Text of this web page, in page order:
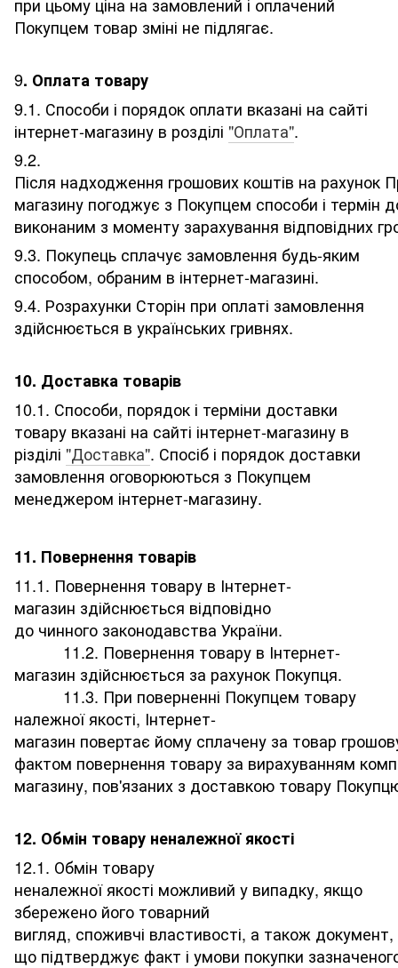
Покупцем товар зміні не підлягає.
9. Оплата товару
9.1. Способи і порядок оплати вказані на сайті
інтернет-магазину в розділі "Оплата".
9.2.
Після надходження грошових коштів на рахунок
магазину погоджує з Покупцем способи і термін
виконаним з моменту зарахування відповідних
9.3. Покупець сплачує замовлення будь-яким
способом, обраним в інтернет-магазині.
9.4. Розрахунки Сторін при оплаті замовлення
здійснюється в українських гривнях.
10. Доставка товарів
10.1. Способи, порядок і терміни доставки
товару вказані на сайті інтернет-магазину в
різділі "Доставка". Спосіб і порядок доставки
замовлення оговорюються з Покупцем
менеджером інтернет-магазину.
11. Повернення товарів
11.1. Повернення товару в Інтернет-
магазин здійснюється відповідно
до чинного законодавства України.
11.2. Повернення товару в Інтернет-
магазин здійснюється за рахунок Покупця.
11.3. При поверненні Покупцем товару
належної якості, Інтернет-
магазин повертає йому сплачену за товар
фактом повернення товару за вирахуванням
магазину, пов'язаних з доставкою товару
12. Обмін товару неналежної якості
12.1. Обмін товару
неналежної якості можливий у випадку, якщо
збережено його товарний
вигляд, споживчі властивості, а також документ,
що підтверджує факт і умови покупки